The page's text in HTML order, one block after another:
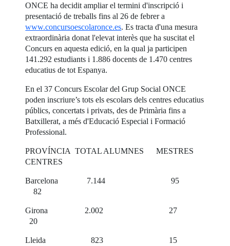
ONCE ha decidit ampliar el termini d'inscripció i
presentació de treballs fins al 26 de febrer a
www.concursoescolaronce.es. Es tracta d'una mesura
extraordinària donat l'elevat interès que ha suscitat el
Concurs en aquesta edició, en la qual ja participen
141.292 estudiants i 1.886 docents de 1.470 centres
educatius de tot Espanya.
En el 37 Concurs Escolar del Grup Social ONCE
poden inscriure’s tots els escolars dels centres educatius
públics, concertats i privats, des de Primària fins a
Batxillerat, a més d'Educació Especial i Formació
Professional.
PROVÍNCIA TOTAL ALUMNES MESTRES
CENTRES
Barcelona 7.144 95
82
Girona 2.002 27
20
Lleida 823 15